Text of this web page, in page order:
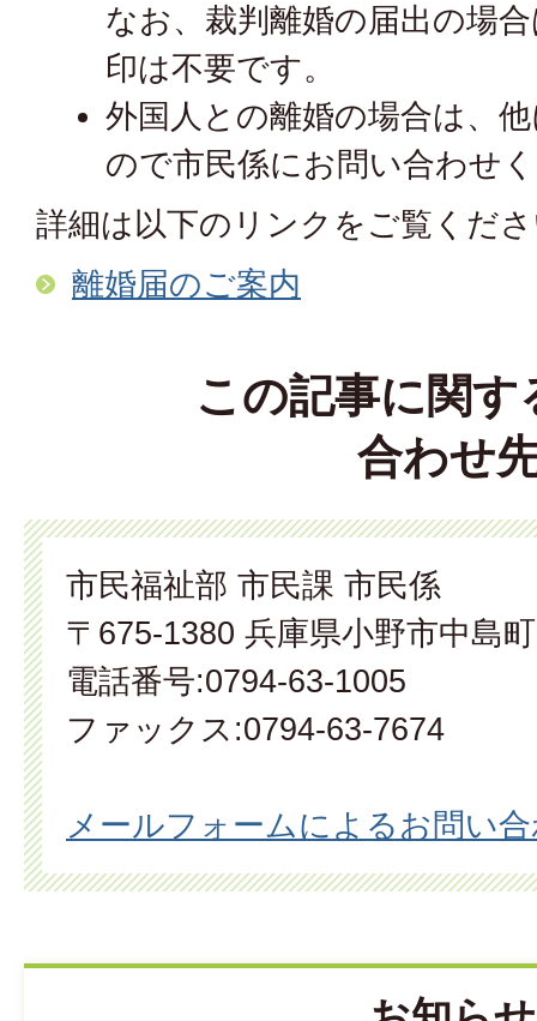
なお、裁判離婚の届出の場
印は不要です。
外国人との離婚の場合は、
ので市民係にお問い合わせ
詳細は以下のリンクをご覧くだ
離婚届のご案内
この記事に関す
合わせ
市民福祉部 市民課 市民係
〒675-1380 兵庫県小野市中島
電話番号:0794-63-1005
ファックス:0794-63-7674
メールフォームによるお問い